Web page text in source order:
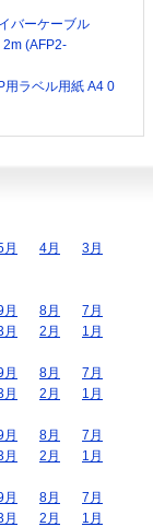
バーケーブル
(AFP2-
用ラベル用紙 A4 0
月 4月
3月
月 8月
7月
月 2月
1月
月 8月
7月
月 2月
1月
月 8月
7月
月 2月
1月
月 8月
7月
月 2月
1月